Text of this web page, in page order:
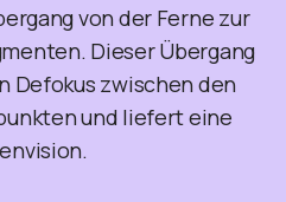
von der Ferne zur
Dieser Übergang
zwischen den
und liefert eine